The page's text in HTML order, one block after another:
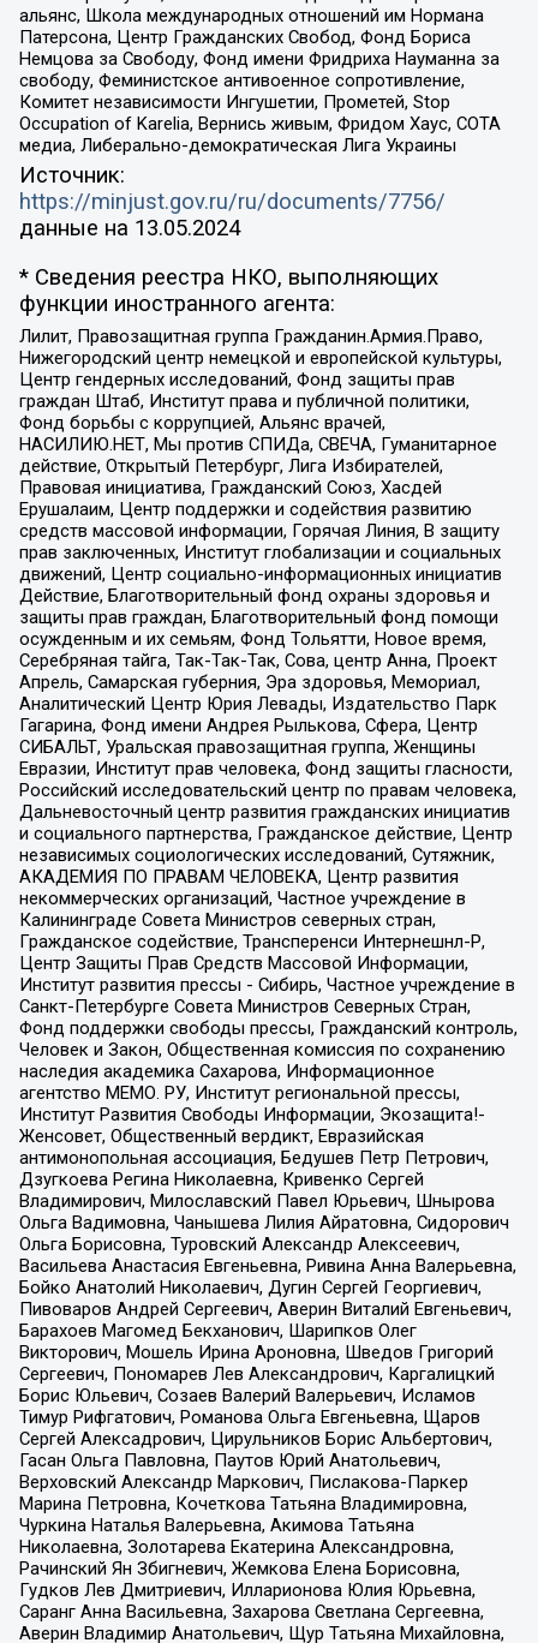
альянс, Школа международных отношений им Нормана
Патерсона, Центр Гражданских Свобод, Фонд Бориса
Немцова за Свободу, Фонд имени Фридриха Науманна за
свободу, Феминистское антивоенное сопротивление,
Комитет независимости Ингушетии, Прометей, Stop
Occupation of Karelia, Вернись живым, Фридом Хаус, СОТА
медиа, Либерально-демократическая Лига Украины
Источник:
https://minjust.gov.ru/ru/documents/7756/
данные на 13.05.2024
* Сведения реестра НКО, выполняющих
функции иностранного агента:
Лилит, Правозащитная группа Гражданин.Армия.Право,
Нижегородский центр немецкой и европейской культуры,
Центр гендерных исследований, Фонд защиты прав
граждан Штаб, Институт права и публичной политики,
Фонд борьбы с коррупцией, Альянс врачей,
НАСИЛИЮ.НЕТ, Мы против СПИДа, СВЕЧА, Гуманитарное
действие, Открытый Петербург, Лига Избирателей,
Правовая инициатива, Гражданский Союз, Хасдей
Ерушалаим, Центр поддержки и содействия развитию
средств массовой информации, Горячая Линия, В защиту
прав заключенных, Институт глобализации и социальных
движений, Центр социально-информационных инициатив
Действие, Благотворительный фонд охраны здоровья и
защиты прав граждан, Благотворительный фонд помощи
осужденным и их семьям, Фонд Тольятти, Новое время,
Серебряная тайга, Так-Так-Так, Сова, центр Анна, Проект
Апрель, Самарская губерния, Эра здоровья, Мемориал,
Аналитический Центр Юрия Левады, Издательство Парк
Гагарина, Фонд имени Андрея Рылькова, Сфера, Центр
СИБАЛЬТ, Уральская правозащитная группа, Женщины
Евразии, Институт прав человека, Фонд защиты гласности,
Российский исследовательский центр по правам человека,
Дальневосточный центр развития гражданских инициатив
и социального партнерства, Гражданское действие, Центр
независимых социологических исследований, Сутяжник,
АКАДЕМИЯ ПО ПРАВАМ ЧЕЛОВЕКА, Центр развития
некоммерческих организаций, Частное учреждение в
Калининграде Совета Министров северных стран,
Гражданское содействие, Трансперенси Интернешнл-Р,
Центр Защиты Прав Средств Массовой Информации,
Институт развития прессы - Сибирь, Частное учреждение в
Санкт-Петербурге Совета Министров Северных Стран,
Фонд поддержки свободы прессы, Гражданский контроль,
Человек и Закон, Общественная комиссия по сохранению
наследия академика Сахарова, Информационное
агентство МЕМО. РУ, Институт региональной прессы,
Институт Развития Свободы Информации, Экозащита!-
Женсовет, Общественный вердикт, Евразийская
антимонопольная ассоциация, Бедушев Петр Петрович,
Дзугкоева Регина Николаевна, Кривенко Сергей
Владимирович, Милославский Павел Юрьевич, Шнырова
Ольга Вадимовна, Чанышева Лилия Айратовна, Сидорович
Ольга Борисовна, Туровский Александр Алексеевич,
Васильева Анастасия Евгеньевна, Ривина Анна Валерьевна,
Бойко Анатолий Николаевич, Дугин Сергей Георгиевич,
Пивоваров Андрей Сергеевич, Аверин Виталий Евгеньевич,
Барахоев Магомед Бекханович, Шарипков Олег
Викторович, Мошель Ирина Ароновна, Шведов Григорий
Сергеевич, Пономарев Лев Александрович, Каргалицкий
Борис Юльевич, Созаев Валерий Валерьевич, Исламов
Тимур Рифгатович, Романова Ольга Евгеньевна, Щаров
Сергей Алексадрович, Цирульников Борис Альбертович,
Гасан Ольга Павловна, Паутов Юрий Анатольевич,
Верховский Александр Маркович, Пислакова-Паркер
Марина Петровна, Кочеткова Татьяна Владимировна,
Чуркина Наталья Валерьевна, Акимова Татьяна
Николаевна, Золотарева Екатерина Александровна,
Рачинский Ян Збигневич, Жемкова Елена Борисовна,
Гудков Лев Дмитриевич, Илларионова Юлия Юрьевна,
Саранг Анна Васильевна, Захарова Светлана Сергеевна,
Аверин Владимир Анатольевич, Щур Татьяна Михайловна,